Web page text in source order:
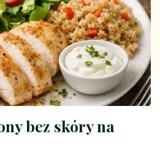
bez skóry na